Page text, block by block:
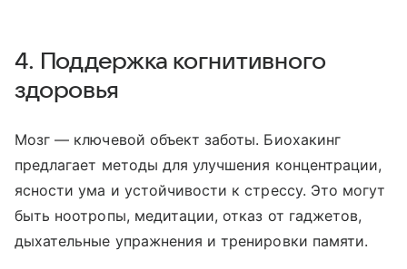
4. Поддержка когнитивного
здоровья
Мозг — ключевой объект заботы. Биохакинг
предлагает методы для улучшения концентрации,
ясности ума и устойчивости к стрессу. Это могут
быть ноотропы, медитации, отказ от гаджетов,
дыхательные упражнения и тренировки памяти.